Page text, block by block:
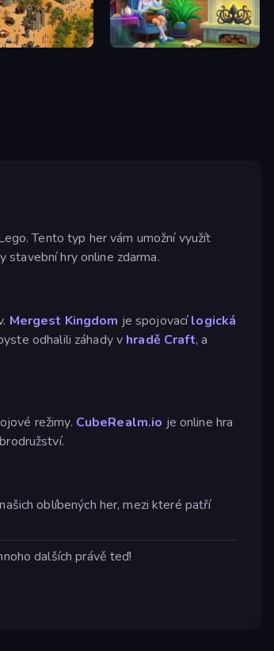
Halloween Merge
Tento typ her vám umožní využít
hry online zdarma.
Mergest Kingdom je spojovacílogická
odhalili záhady v hradě Craft, a
režimy. CubeRealm.io je online hra
oblíbených her, mezi které patří
dalších právě teď!